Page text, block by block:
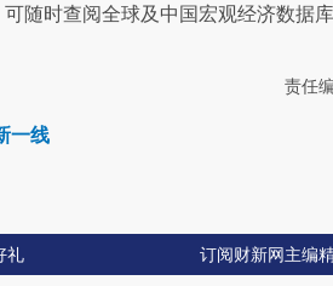
可随时查阅全球及中国宏观经济数据
责任
一线
礼 订阅财新网主编